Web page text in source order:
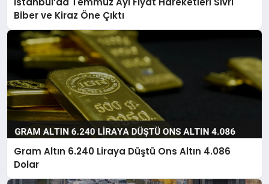
Biber ve Kiraz Öne Çıktı
Gram Altın 6.240 Liraya Düştü Ons Altın 4.086
Dolar